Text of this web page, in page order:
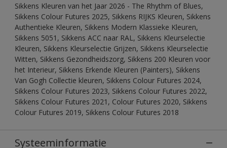
Sikkens Kleuren van het Jaar 2026 - The Rhythm of Blues,
Sikkens Colour Futures 2025, Sikkens RIJKS Kleuren, Sikkens
Authentieke Kleuren, Sikkens Modern Klassieke Kleuren,
Sikkens 5051, Sikkens ACC naar RAL, Sikkens Kleurselectie
Kleuren, Sikkens Kleurselectie Grijzen, Sikkens Kleurselectie
Witten, Sikkens Gezondheidszorg, Sikkens 200 Kleuren voor
het Interieur, Sikkens Erkende Kleuren (Painters), Sikkens
Van Gogh Collectie kleuren, Sikkens Colour Futures 2024,
Sikkens Colour Futures 2023, Sikkens Colour Futures 2022,
Sikkens Colour Futures 2021, Colour Futures 2020, Sikkens
Colour Futures 2019, Sikkens Colour Futures 2018
Systeeminformatie